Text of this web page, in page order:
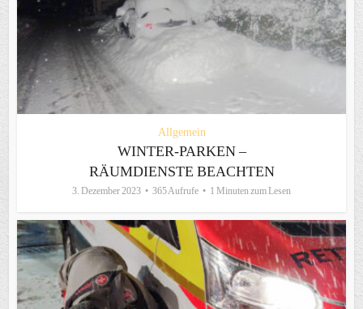
Allgemein
WINTER-PARKEN –
RÄUMDIENSTE BEACHTEN
3. Dezember 2023 365 Aufrufe 1 Minuten zum Lesen